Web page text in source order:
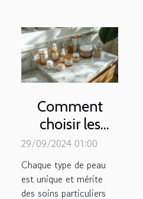
Comment
choisir les
meilleurs soins
esthétiques
adaptés à
votre peau
29/09/2024 01:00
Chaque type de peau
est unique et mérite
des soins particuliers